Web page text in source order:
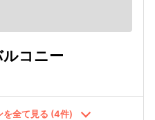
コニー
を全て見る (4件)